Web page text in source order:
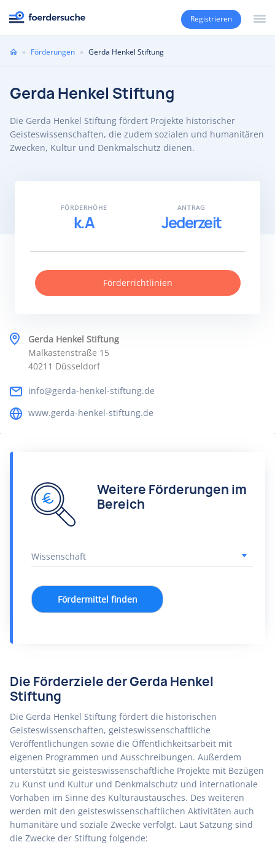
Registrieren
Sie» Förderungen » Gerda Henkel Stiftung
Gerda Henkel Stiftung
Die Gerda Henkel Stiftung fördert Projekte historischer
Geisteswissenschaften, die zudem sozialen und humanitären
Zwecken, Kultur und Denkmalschutz dienen.
Gerda Henkel Stiftung
Malkastenstraße 15
40211 Düsseldorf
info@gerda-henkel-stiftung.de
www.gerda-henkel-stiftung.de
FÖRDERHÖHE
k.A
ANTRAG
Jederzeit
Förderrichtlinien
Weitere Förderungen im
Bereich
Fördermittel finden
Die Förderziele der Gerda Henkel
Stiftung
Die Gerda Henkel Stiftung fördert die historischen
Geisteswissenschaften, geisteswissenschaftliche
Veröffentlichungen sowie die Öffentlichkeitsarbeit mit
eigenen Programmen und Ausschreibungen. Außerdem
unterstützt sie geisteswissenschaftliche Projekte mit Bezügen
zu Kunst und Kultur und Denkmalschutz und internationale
Vorhaben im Sinne des Kulturaustausches. Des weiteren
werden mit den geisteswissenschaftlichen Aktivitäten auch
humanitäre und soziale Zwecke verfolgt. Laut Satzung sind
die Zwecke der Stiftung folgende: